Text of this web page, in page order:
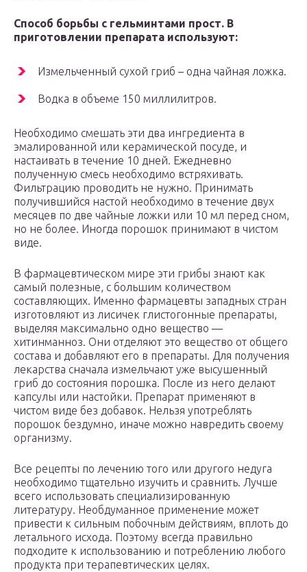
Способ борьбы с гельминтами прост. В
приготовлении препарата используют:
Измельченный сухой гриб – одна чайная ложка.
Водка в объеме 150 миллилитров.
Необходимо смешать эти два ингредиента в
эмалированной или керамической посуде, и
настаивать в течение 10 дней. Ежедневно
полученную смесь необходимо встряхивать.
Фильтрацию проводить не нужно. Принимать
получившийся настой необходимо в течение двух
месяцев по две чайные ложки или 10 мл перед сном,
но не более. Иногда порошок принимают в чистом
виде.
В фармацевтическом мире эти грибы знают как
самый полезные, с большим количеством
составляющих. Именно фармацевты западных стран
изготовляют из лисичек глистогонные препараты,
выделяя максимально одно вещество —
хитинманноз. Они отделяют это вещество от общего
состава и добавляют его в препараты. Для получения
лекарства сначала измельчают уже высушенный
гриб до состояния порошка. После из него делают
капсулы или настойки. Препарат применяют в
чистом виде без добавок. Нельзя употреблять
порошок бездумно, иначе можно навредить своему
организму.
Все рецепты по лечению того или другого недуга
необходимо тщательно изучить и сравнить. Лучше
всего использовать специализированную
литературу. Необдуманное применение может
привести к сильным побочным действиям, вплоть до
летального исхода. Поэтому всегда правильно
подходите к использованию и потреблению любого
продукта при терапевтических целях.